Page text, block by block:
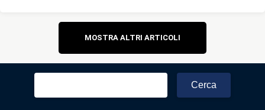
Navigazione
articoli
MOSTRA ALTRI ARTICOLI
Ricerca